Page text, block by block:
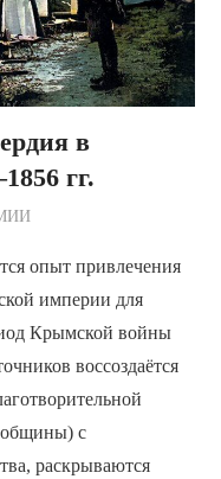
в
гг.
опыт привлечения
империи для
Крымской войны
воссоздаётся
общины) с
раскрываются